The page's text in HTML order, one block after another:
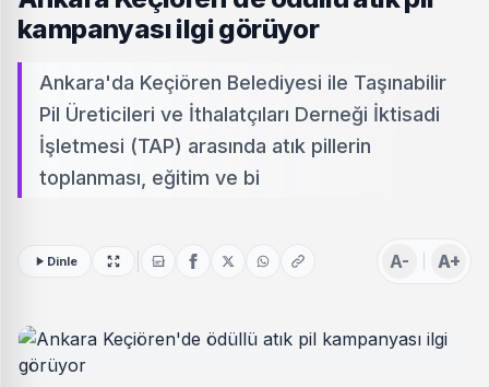
kampanyası ilgi görüyor
Ankara'da Keçiören Belediyesi ile Taşınabilir
Pil Üreticileri ve İthalatçıları Derneği İktisadi
İşletmesi (TAP) arasında atık pillerin
toplanması, eğitim ve bi
Dinle A- A+